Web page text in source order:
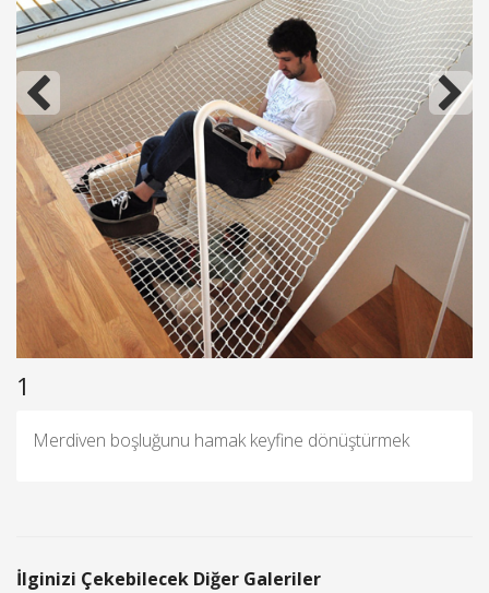
1
Merdiven boşluğunu hamak keyfine dönüştürmek
İlginizi Çekebilecek Diğer Galeriler